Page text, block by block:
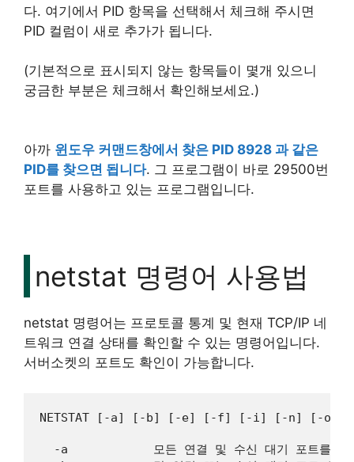
다. 여기에서 PID 항목을 선택해서 체크해 주시면
PID 컬럼이 새로 추가가 됩니다.
(기본적으로 표시되지 않는 항목들이 몇개 있으니
궁금한 부분은 체크해서 확인해보세요.)
아까 윈도우 커맨드창에서 찾은 PID 8928 과 같은
PID를 찾으면 됩니다. 그 프로그램이 바로 29500번
포트를 사용하고 있는 프로그램입니다.
netstat 명령어 사용법
netstat 명령어는 프로토콜 통계 및 현재 TCP/IP 네
트워크 연결 상태를 확인할 수 있는 명령어입니다.
서버소켓의 포트도 확인이 가능합니다.
NETSTAT [-a] [-b] [-e] [-f] [-i] [-n] [-
-a            모든 연결 및 수신 대기 포트를 표